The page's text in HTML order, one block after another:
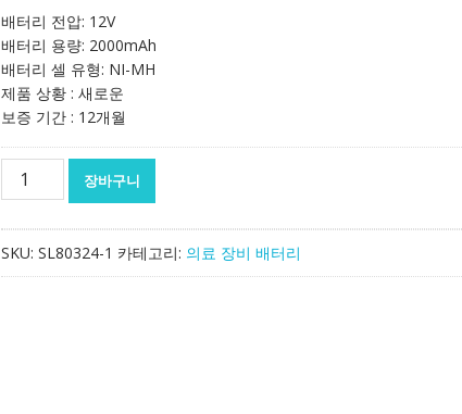
배터리 전압: 12V
배터리 용량: 2000mAh
배터리 셀 유형: NI-MH
제품 상황 : 새로운
보증 기간 : 12개월
리
장바구니
SKU: SL80324-1 카테고리: 의료 장비 배터리